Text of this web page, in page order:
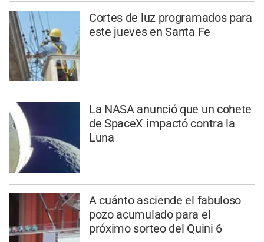
Cortes de luz programados para
este jueves en Santa Fe
La NASA anunció que un cohete
de SpaceX impactó contra la
Luna
A cuánto asciende el fabuloso
pozo acumulado para el
próximo sorteo del Quini 6